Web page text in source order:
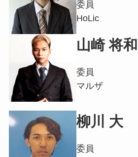
委員
HoLic
山崎 将和
委員
マルザ
柳川 大
委員